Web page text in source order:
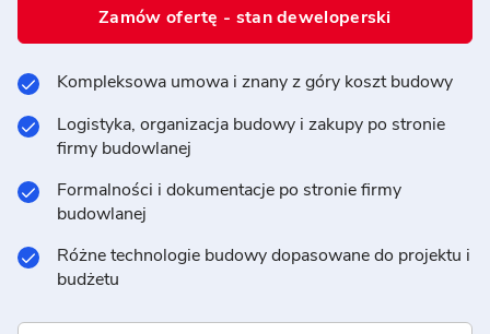
Zamów ofertę - stan deweloperski
Kompleksowa umowa i znany z góry koszt budowy
Logistyka, organizacja budowy i zakupy po stronie
firmy budowlanej
Formalności i dokumentacje po stronie firmy
budowlanej
Różne technologie budowy dopasowane do projektu i
budżetu